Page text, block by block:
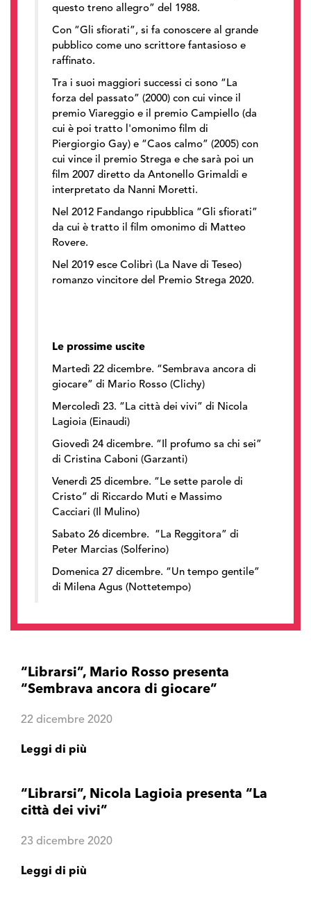
questo treno allegro” del 1988.
Con “Gli sfiorati”, si fa conoscere al grande
pubblico come uno scrittore fantasioso e
raffinato.
Tra i suoi maggiori successi ci sono “La
forza del passato” (2000) con cui vince il
premio Viareggio e il premio Campiello (da
cui è poi tratto l'omonimo film di
Piergiorgio Gay) e “Caos calmo” (2005) con
cui vince il premio Strega e che sarà poi un
film 2007 diretto da Antonello Grimaldi e
interpretato da Nanni Moretti.
Nel 2012 Fandango ripubblica “Gli sfiorati”
da cui è tratto il film omonimo di Matteo
Rovere.
Nel 2019 esce Colibrì (La Nave di Teseo)
romanzo vincitore del Premio Strega 2020.
Le prossime uscite
Martedì 22 dicembre. “Sembrava ancora di
giocare” di Mario Rosso (Clichy)
Mercoledì 23. “La città dei vivi” di Nicola
Lagioia (Einaudi)
Giovedì 24 dicembre. “Il profumo sa chi sei”
di Cristina Caboni (Garzanti)
Venerdì 25 dicembre. “Le sette parole di
Cristo” di Riccardo Muti e Massimo
Cacciari (Il Mulino)
Sabato 26 dicembre. “La Reggitora” di
Peter Marcias (Solferino)
Domenica 27 dicembre. “Un tempo gentile”
di Milena Agus (Nottetempo)
“Librarsi”, Mario Rosso presenta
“Sembrava ancora di giocare”
22 dicembre 2020
Leggi di più
“Librarsi”, Nicola Lagioia presenta “La
città dei vivi”
23 dicembre 2020
Leggi di più